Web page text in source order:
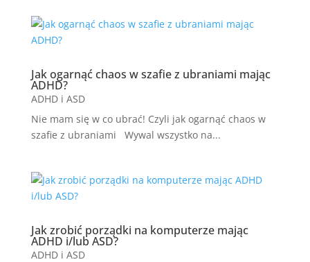
Jak ogarnąć chaos w szafie z ubraniami mając
ADHD?
ADHD i ASD
Nie mam się w co ubrać! Czyli jak ogarnąć chaos w
szafie z ubraniami Wywal wszystko na...
Jak zrobić porządki na komputerze mając
ADHD i/lub ASD?
ADHD i ASD